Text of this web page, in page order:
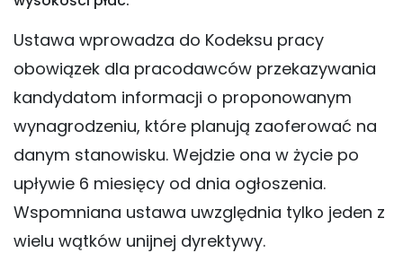
Ustawa wprowadza do Kodeksu pracy
obowiązek dla pracodawców przekazywania
kandydatom informacji o proponowanym
wynagrodzeniu, które planują zaoferować na
danym stanowisku. Wejdzie ona w życie po
upływie 6 miesięcy od dnia ogłoszenia.
Wspomniana ustawa uwzględnia tylko jeden z
wielu wątków unijnej dyrektywy.